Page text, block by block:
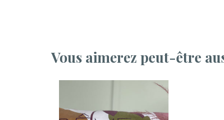
Vous aimerez peut-être